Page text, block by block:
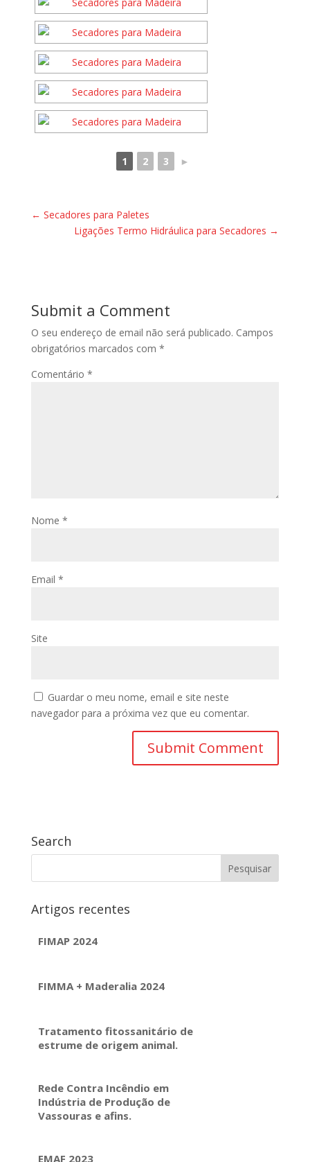
1 2 3 ►
← Secadores para Paletes
Ligações Termo Hidráulica para Secadores →
Submit a Comment
O seu endereço de email não será publicado. Campos
obrigatórios marcados com *
Comentário *
Nome *
Email *
Site
Guardar o meu nome, email e site neste
navegador para a próxima vez que eu comentar.
Search
Artigos recentes
FIMAP 2024
FIMMA + Maderalia 2024
Tratamento fitossanitário de
estrume de origem animal.
Rede Contra Incêndio em
Indústria de Produção de
Vassouras e afins.
EMAF 2023